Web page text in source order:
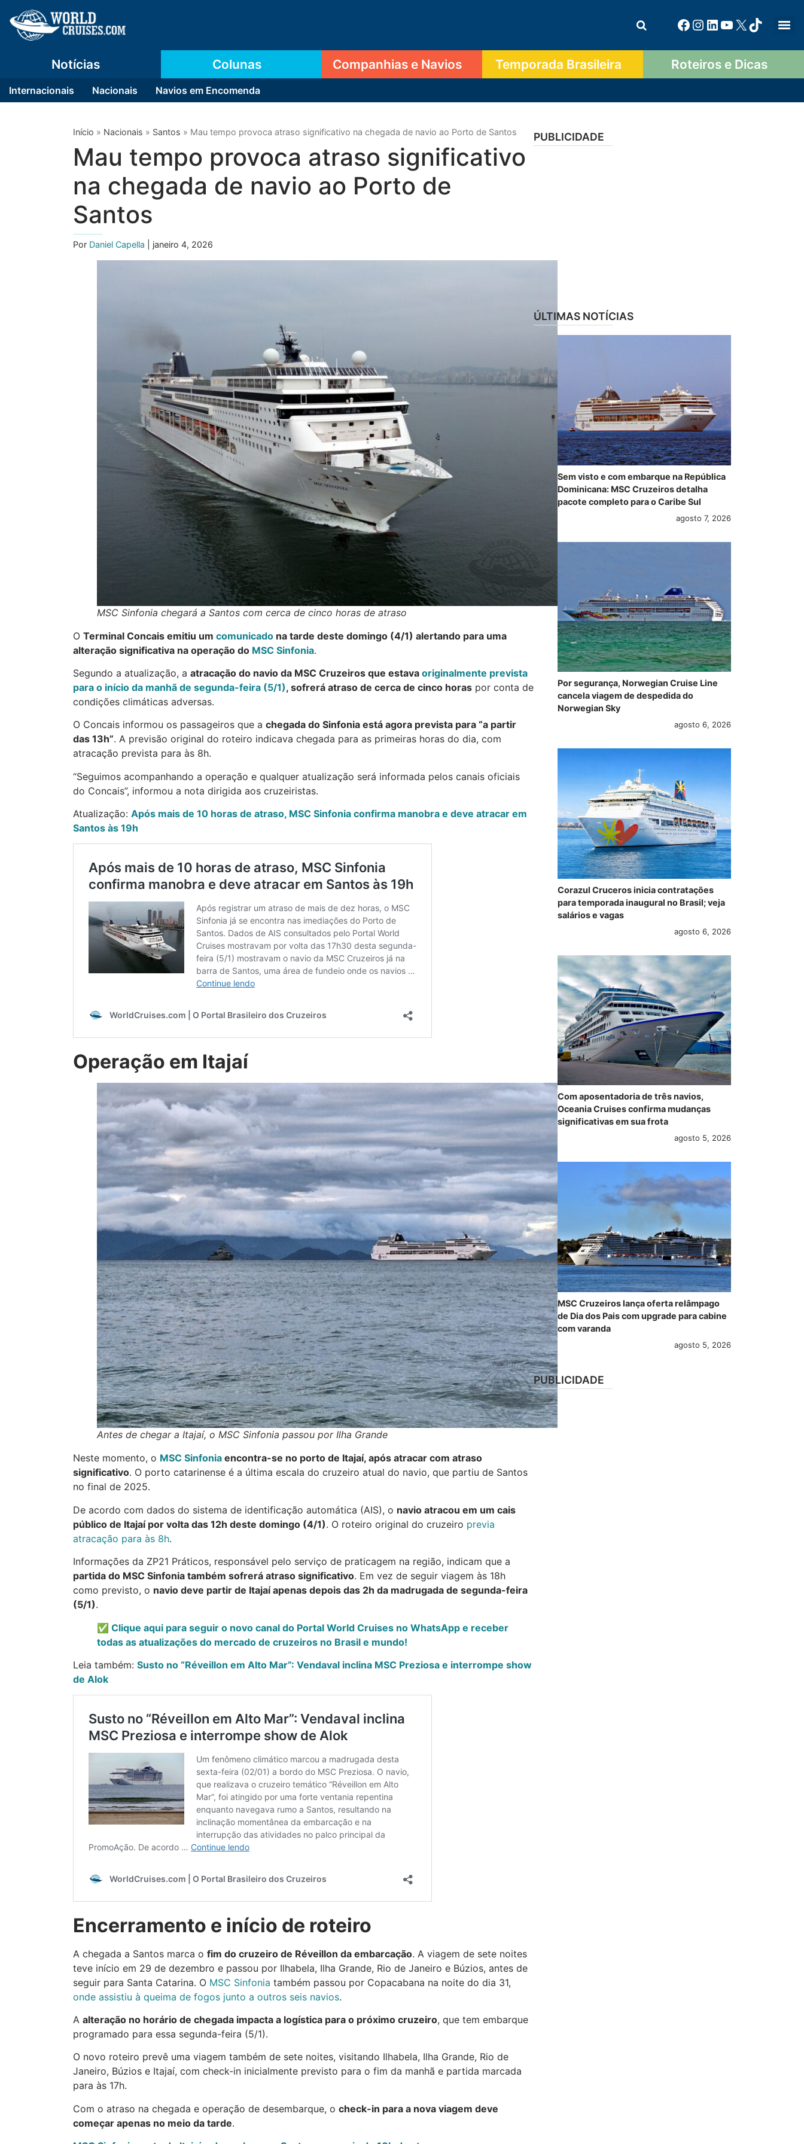
Notícias
Internacionais Nacionais Navios em Encomenda
Colunas Companhias e Navios Temporada Brasileira Roteiros e Dicas
Início » Nacionais » Santos » Mau tempo provoca atraso significativo na chegada de navio ao Porto de Santos
Mau tempo provoca atraso significativo
na chegada de navio ao Porto de
Santos
Por Daniel Capella | janeiro 4, 2026
MSC Sinfonia chegará a Santos com cerca de cinco horas de atraso
O Terminal Concais emitiu um comunicado na tarde deste domingo (4/1) alertando para uma
alteração significativa na operação do MSC Sinfonia.
Segundo a atualização, a atracação do navio da MSC Cruzeiros que estava originalmente prevista
para o início da manhã de segunda-feira (5/1), sofrerá atraso de cerca de cinco horas por conta de
condições climáticas adversas.
O Concais informou os passageiros que a chegada do Sinfonia está agora prevista para “a partir
das 13h”. A previsão original do roteiro indicava chegada para as primeiras horas do dia, com
atracação prevista para às 8h.
“Seguimos acompanhando a operação e qualquer atualização será informada pelos canais oficiais
do Concais”, informou a nota dirigida aos cruzeiristas.
Atualização: Após mais de 10 horas de atraso, MSC Sinfonia confirma manobra e deve atracar em
Santos às 19h
Operação em Itajaí
Antes de chegar a Itajaí, o MSC Sinfonia passou por Ilha Grande
Neste momento, o MSC Sinfonia encontra-se no porto de Itajaí, após atracar com atraso
significativo. O porto catarinense é a última escala do cruzeiro atual do navio, que partiu de Santos
no final de 2025.
De acordo com dados do sistema de identificação automática (AIS), o navio atracou em um cais
público de Itajaí por volta das 12h deste domingo (4/1). O roteiro original do cruzeiro previa
atracação para às 8h.
Informações da ZP21 Práticos, responsável pelo serviço de praticagem na região, indicam que a
partida do MSC Sinfonia também sofrerá atraso significativo. Em vez de seguir viagem às 18h
como previsto, o navio deve partir de Itajaí apenas depois das 2h da madrugada de segunda-feira
(5/1).
✅ Clique aqui para seguir o novo canal do Portal World Cruises no WhatsApp e receber
todas as atualizações do mercado de cruzeiros no Brasil e mundo!
Leia também: Susto no “Réveillon em Alto Mar”: Vendaval inclina MSC Preziosa e interrompe show
de Alok
Encerramento e início de roteiro
A chegada a Santos marca o fim do cruzeiro de Réveillon da embarcação. A viagem de sete noites
teve início em 29 de dezembro e passou por Ilhabela, Ilha Grande, Rio de Janeiro e Búzios, antes de
seguir para Santa Catarina. O MSC Sinfonia também passou por Copacabana na noite do dia 31,
onde assistiu à queima de fogos junto a outros seis navios.
A alteração no horário de chegada impacta a logística para o próximo cruzeiro, que tem embarque
programado para essa segunda-feira (5/1).
O novo roteiro prevê uma viagem também de sete noites, visitando Ilhabela, Ilha Grande, Rio de
Janeiro, Búzios e Itajaí, com check-in inicialmente previsto para o fim da manhã e partida marcada
para às 17h.
Com o atraso na chegada e operação de desembarque, o check-in para a nova viagem deve
começar apenas no meio da tarde.
PUBLICIDADE
ÚLTIMAS NOTÍCIAS
Sem visto e com embarque na República
Dominicana: MSC Cruzeiros detalha
pacote completo para o Caribe Sul
agosto 7, 2026
Por segurança, Norwegian Cruise Line
cancela viagem de despedida do
Norwegian Sky
agosto 6, 2026
Corazul Cruceros inicia contratações
para temporada inaugural no Brasil; veja
salários e vagas
agosto 6, 2026
Com aposentadoria de três navios,
Oceania Cruises confirma mudanças
significativas em sua frota
agosto 5, 2026
MSC Cruzeiros lança oferta relâmpago
de Dia dos Pais com upgrade para cabine
com varanda
agosto 5, 2026
PUBLICIDADE